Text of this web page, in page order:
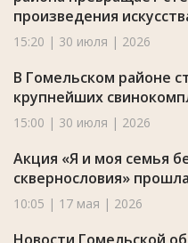
произведения
15:20 | 30 июля | 2026
В Гомельском районе
крупнейших
15:00 | 30 июля | 2026
Акция «Я и моя семья
сквернословия»
10:05 | 17 мая | 2026
Новости Гомельской